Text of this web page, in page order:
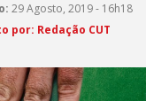
29 Agosto, 2019 - 16h18
por: Redação CUT